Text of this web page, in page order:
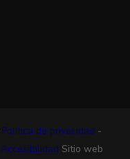
Política de privacidad -
Accesibilidad Sitio web